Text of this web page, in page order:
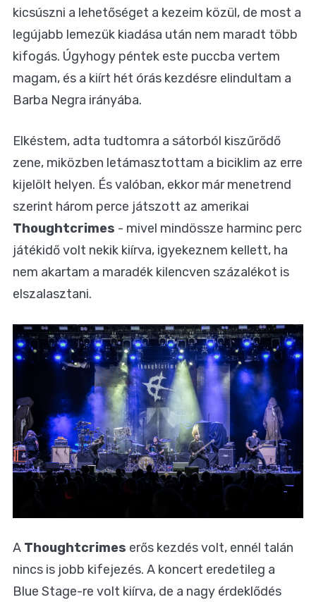
kicsúszni a lehetőséget a kezeim közül, de most a
legújabb lemezük kiadása után nem maradt több
kifogás. Úgyhogy péntek este puccba vertem
magam, és a kiírt hét órás kezdésre elindultam a
Barba Negra irányába.
Elkéstem, adta tudtomra a sátorból kiszűrődő
zene, miközben letámasztottam a biciklim az erre
kijelölt helyen. És valóban, ekkor már menetrend
szerint három perce játszott az amerikai
Thoughtcrimes - mivel mindössze harminc perc
játékidő volt nekik kiírva, igyekeznem kellett, ha
nem akartam a maradék kilencven százalékot is
elszalasztani.
A Thoughtcrimes erős kezdés volt, ennél talán
nincs is jobb kifejezés. A koncert eredetileg a
Blue Stage-re volt kiírva, de a nagy érdeklődés